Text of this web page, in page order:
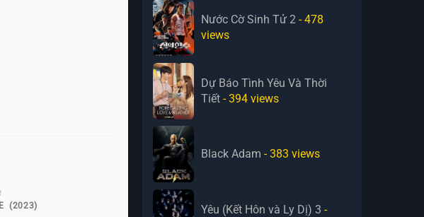
(2023)
Nước Cờ Sinh Tử 2 - 478
views
Dự Báo Tình Yêu Và Thời
Tiết - 394 views
Black Adam - 383 views
Yêu (Kết Hôn và Ly Dị) 3 -